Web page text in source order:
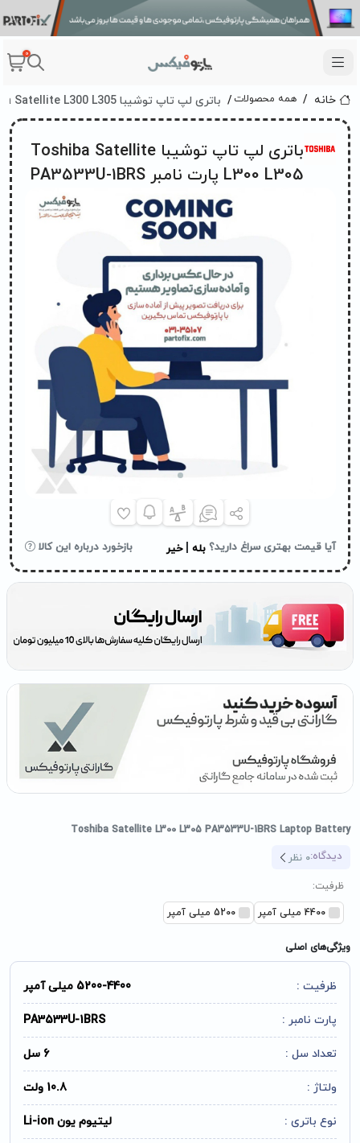
0
خانه همه محصولات باتری لپ تاپ توشیبا Toshiba Satellite L300 L305 پارت نامبر PA3533U-1BRS
Toshiba Satellite L300 L305 PA3533U-1BRS Laptop Battery
دیدگاه:0 نظر
ظرفیت:
4400 میلی آمپر 5200 میلی آمپر
ویژگی‌های اصلی
ظرفیت : 5200-4400 میلی آمپر
پارت نامبر : PA3533U-1BRS
تعداد سل : 6 سل
ولتاژ : 10.8 ولت
نوع باتری : لیتیوم یون Li-ion
باتری لپ تاپ توشیبا Toshiba Satellite
L300 L305 پارت نامبر PA3533U-1BRS
آیا قیمت بهتری سراغ دارید؟ بله خیر بازخورد درباره این کالا